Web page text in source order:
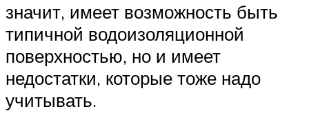
значит, имеет возможность быть
типичной водоизоляционной
поверхностью, но и имеет
недостатки, которые тоже надо
учитывать.